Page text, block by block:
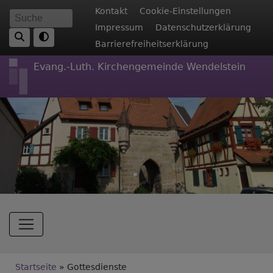
Direkt
zum
Inhalt
Suche Fußbereichsmenü
Kontakt
Cookie-Einstellungen
Impressum
Datenschutzerklärung
Barrierefreiheitserklärung
Evang.-Luth. Kirchengemeinde Wendelstein
Hauptnavigation
Startseite Gottesdienste